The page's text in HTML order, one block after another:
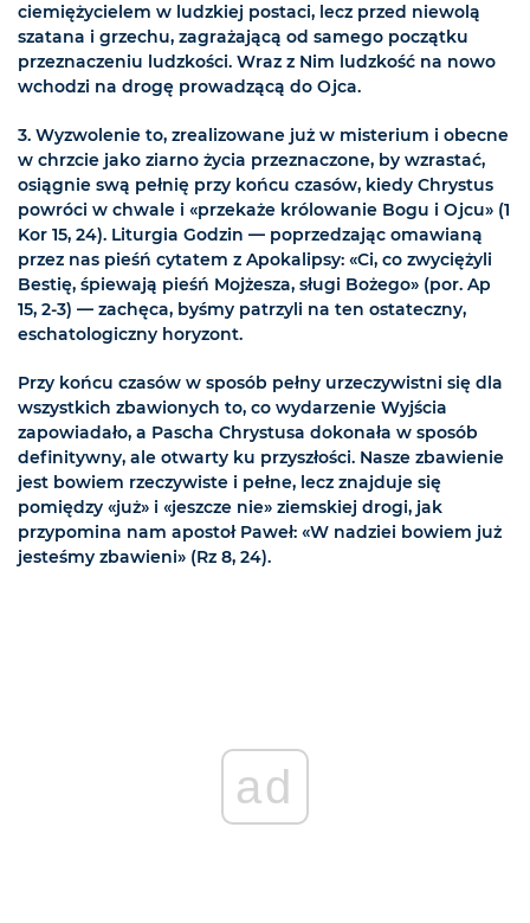
ciemiężycielem w ludzkiej postaci, lecz przed niewolą
szatana i grzechu, zagrażającą od samego początku
przeznaczeniu ludzkości. Wraz z Nim ludzkość na nowo
wchodzi na drogę prowadzącą do Ojca.
3. Wyzwolenie to, zrealizowane już w misterium i obecne
w chrzcie jako ziarno życia przeznaczone, by wzrastać,
osiągnie swą pełnię przy końcu czasów, kiedy Chrystus
powróci w chwale i «przekaże królowanie Bogu i Ojcu» (1
Kor 15, 24). Liturgia Godzin — poprzedzając omawianą
przez nas pieśń cytatem z Apokalipsy: «Ci, co zwyciężyli
Bestię, śpiewają pieśń Mojżesza, sługi Bożego» (por. Ap
15, 2-3) — zachęca, byśmy patrzyli na ten ostateczny,
eschatologiczny horyzont.
Przy końcu czasów w sposób pełny urzeczywistni się dla
wszystkich zbawionych to, co wydarzenie Wyjścia
zapowiadało, a Pascha Chrystusa dokonała w sposób
definitywny, ale otwarty ku przyszłości. Nasze zbawienie
jest bowiem rzeczywiste i pełne, lecz znajduje się
pomiędzy «już» i «jeszcze nie» ziemskiej drogi, jak
przypomina nam apostoł Paweł: «W nadziei bowiem już
jesteśmy zbawieni» (Rz 8, 24).
ad